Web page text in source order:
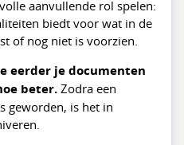
aanvullende rol spelen:
biedt voor wat in de
of nog niet is voorzien.
eerder je documenten
beter.Zodra een
geworden, is het in